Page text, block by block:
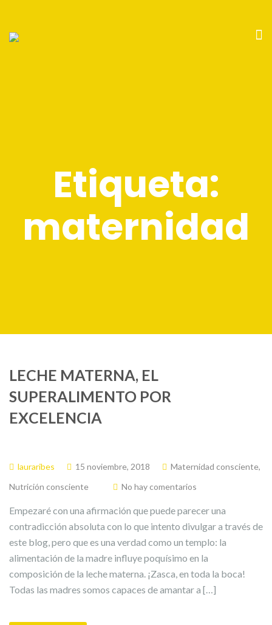
Etiqueta:
maternidad
LECHE MATERNA, EL
SUPERALIMENTO POR
EXCELENCIA
lauraribes 15 noviembre, 2018 Maternidad consciente,
Nutrición consciente
No hay comentarios
Empezaré con una afirmación que puede parecer una
contradicción absoluta con lo que intento divulgar a través de
este blog, pero que es una verdad como un templo: la
alimentación de la madre influye poquísimo en la
composición de la leche materna. ¡Zasca, en toda la boca!
Todas las madres somos capaces de amantar a […]